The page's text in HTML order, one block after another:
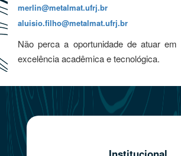
merlin@metalmat.ufrj.br
aluisio.filho@metalmat.ufrj.br
Não perca a oportunidade de atuar
excelência acadêmica e tecnológica.